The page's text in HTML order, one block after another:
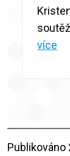
více
Publikováno